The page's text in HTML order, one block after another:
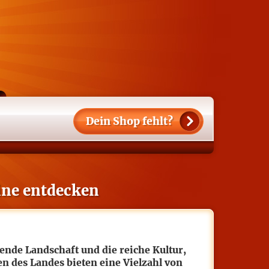
DeinShop fehlt?
entdecken
Landschaft und die reiche Kultur,
des Landes bieten eine Vielzahl von